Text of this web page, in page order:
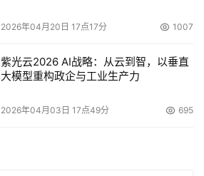
2026年04月20日 17点17分 1007
紫光云2026 AI战略：从云到智，以垂直
大模型重构政企与工业生产力
2026年04月03日 17点49分 695